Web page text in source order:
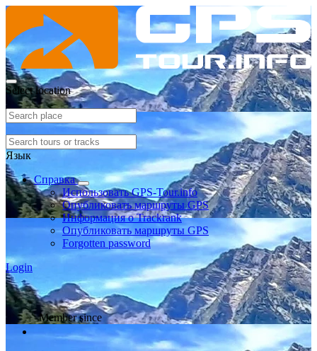
Select location
Язык
Справка
Использовать GPS-Tour.info
Опубликовать маршруты GPS
Информация о Trackrank
Опубликовать маршруты GPS
Forgotten password
Login
Member since